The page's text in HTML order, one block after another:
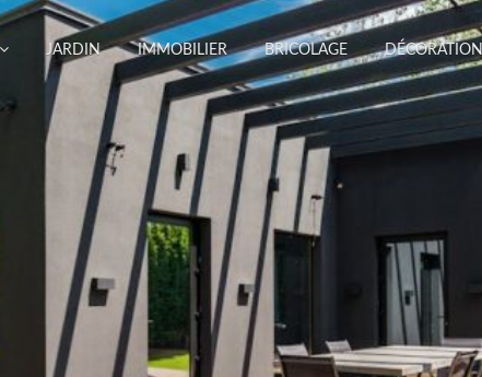
JARDIN IMMOBILIER BRICOLAGE DÉCORATION